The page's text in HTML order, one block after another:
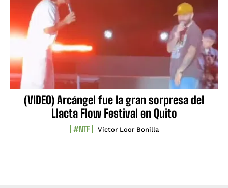
(VIDEO) Arcángel fue la gran sorpresa del
Llacta Flow Festival en Quito
#NTF Víctor Loor Bonilla